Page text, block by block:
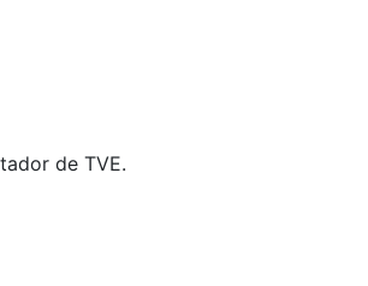
de TVE.